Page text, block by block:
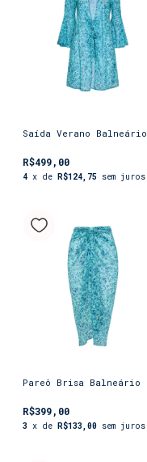
Saída Verano Balneário
R$499,00
4 x de R$124,75 sem juros
Pareô Brisa Balneário
R$399,00
3 x de R$133,00 sem juros